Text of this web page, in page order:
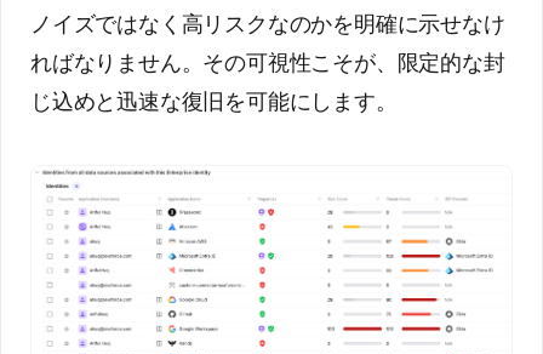
ノイズではなく高リスクなのかを明確に示せなけ
ればなりません。その可視性こそが、限定的な封
じ込めと迅速な復旧を可能にします。